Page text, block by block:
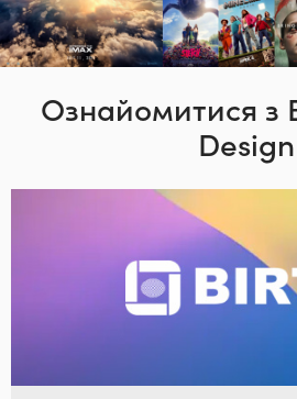
Ознайомитися з
Design